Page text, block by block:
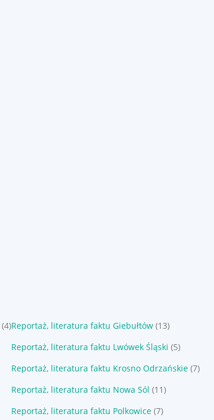
(4)Reportaż, literatura faktu Giebułtów (13)
Reportaż, literatura faktu Lwówek Śląski (5)
Reportaż, literatura faktu Krosno Odrzańskie (7)
Reportaż, literatura faktu Nowa Sól (11)
Reportaż, literatura faktu Polkowice (7)